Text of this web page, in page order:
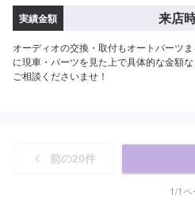
実績金額 来店
オーディオの交換・取付もオートパーツ
に現車・パーツを見た上で具体的な金額
ご相談くださいませ！
前の20件
1/1ペ